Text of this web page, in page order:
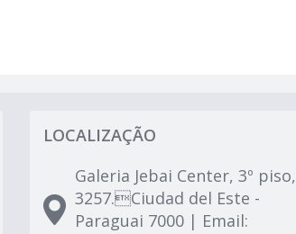
LOCALIZAÇÃO
Galeria Jebai Center, 3º piso,
3257.Ciudad del Este -
Paraguai 7000 | Email: